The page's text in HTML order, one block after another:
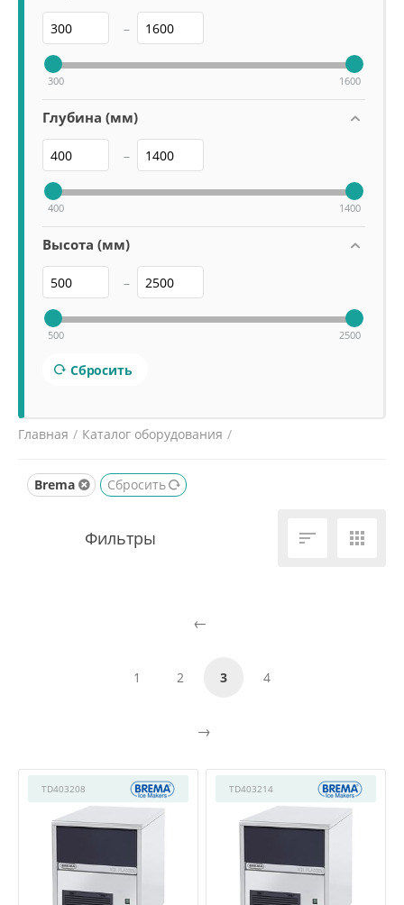
–
300 1600
Глубина (мм)
–
400 1400
Высота (мм)
–
500 2500
Сбросить
Главная / Каталог оборудования /
Льдогенераторы /
Brema Сбросить
1 2 3 4
 
TD403208 TD403214